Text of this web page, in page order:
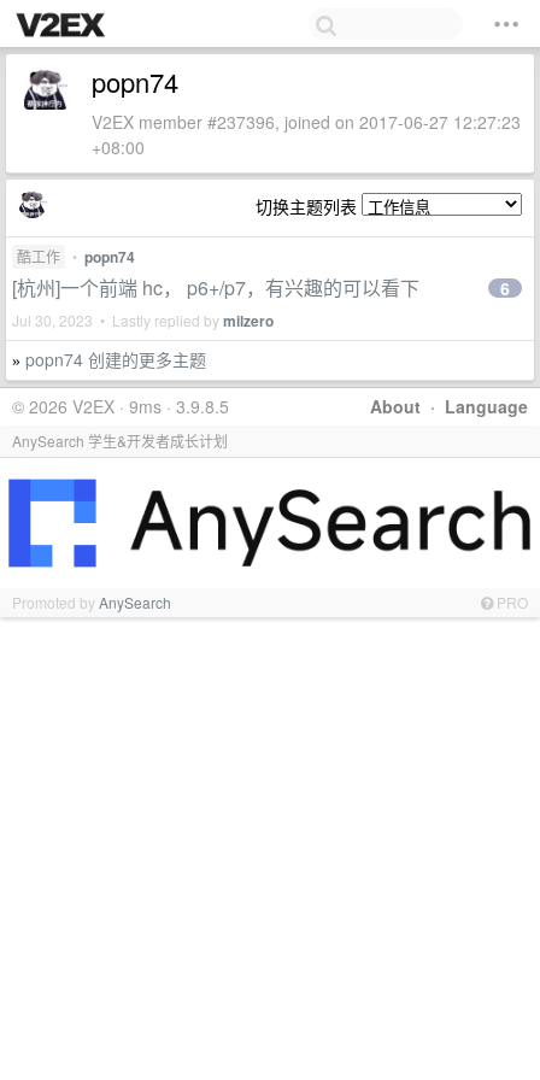
popn74
V2EX member #237396, joined on 2017-06-27 12:27:23
+08:00
切换主题列表
酷工作 • popn74
[杭州]一个前端 hc， p6+/p7，有兴趣的可以看下
Jul 30, 2023 • Lastly replied bymilzero
6
» popn74 创建的更多主题
About · Language
© 2026 V2EX · 9ms · 3.9.8.5
AnySearch 学生&开发者成长计划
Promoted byAnySearch PRO